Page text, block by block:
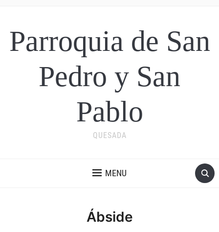
Parroquia de San
Pedro y San
Pablo
QUESADA
MENU
Ábside